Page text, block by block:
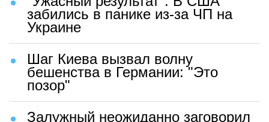
забились в панике из-за ЧП на
Украине
Шаг Киева вызвал волну
бешенства в Германии: "Это
позор"
Залужный неожиданно заговорил